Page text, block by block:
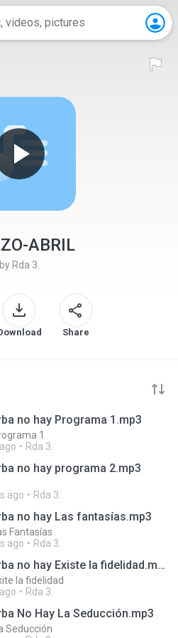
ABRIL
by Rda 3.
Share
no hay Programa 1.mp3
1
Rda 3.
no hay programa 2.mp3
ago Rda 3.
no hay Las fantasías.mp3
Fantasías
ago Rda 3.
20190410 Yerba no hay Existe la fidelidad.mp3
la fidelidad
Rda 3.
No Hay La Seducción.mp3
Seducción